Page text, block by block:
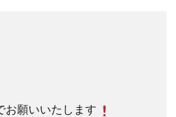
お願いいたします